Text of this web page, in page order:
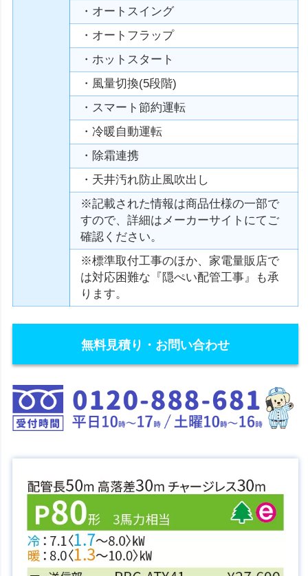
・オートスイング
・オートフラップ
・ホットスタート
・風量切換(5段階)
・スマート節約運転
・冷暖自動運転
・除霜連携
・天井汚れ防止風吹出し
※記載された情報は商品仕様の一部で
すので、詳細はメーカーサイトにてご
確認ください。
※標準取付工事のほか、家電量販店で
は対応困難な『隠ぺい配管工事』も承
ります。
無料見積り・お問い合わせ